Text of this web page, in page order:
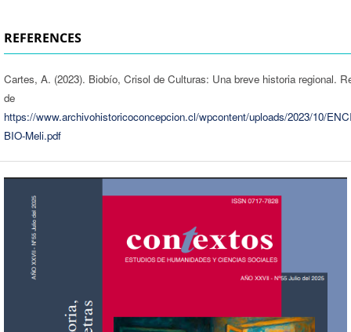
REFERENCES
Cartes, A. (2023). Biobío, Crisol de Culturas: Una breve historia regional.
de
https://www.archivohistoricoconcepcion.cl/wpcontent/uploads/2023/10/
BIO-Meli.pdf